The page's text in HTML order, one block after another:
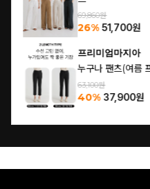
69,860원
26% 51,700원
프리미엄마지아
누구나 팬츠(여름
63,100원
40% 37,900원